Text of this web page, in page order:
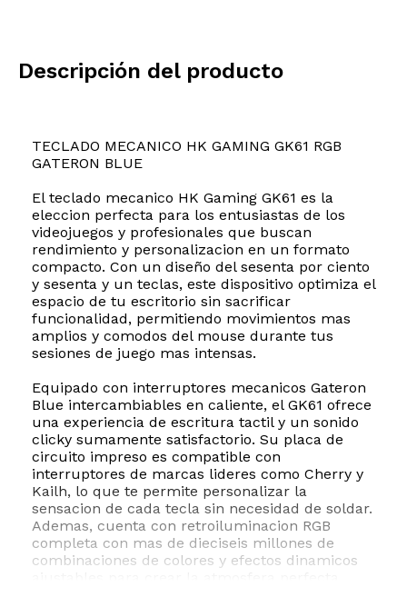
Descripción del producto
TECLADO MECANICO HK GAMING GK61 RGB
GATERON BLUE
El teclado mecanico HK Gaming GK61 es la
eleccion perfecta para los entusiastas de los
videojuegos y profesionales que buscan
rendimiento y personalizacion en un formato
compacto. Con un diseño del sesenta por ciento
y sesenta y un teclas, este dispositivo optimiza el
espacio de tu escritorio sin sacrificar
funcionalidad, permitiendo movimientos mas
amplios y comodos del mouse durante tus
sesiones de juego mas intensas.
Equipado con interruptores mecanicos Gateron
Blue intercambiables en caliente, el GK61 ofrece
una experiencia de escritura tactil y un sonido
clicky sumamente satisfactorio. Su placa de
circuito impreso es compatible con
interruptores de marcas lideres como Cherry y
Kailh, lo que te permite personalizar la
sensacion de cada tecla sin necesidad de soldar.
Ademas, cuenta con retroiluminacion RGB
completa con mas de dieciseis millones de
combinaciones de colores y efectos dinamicos